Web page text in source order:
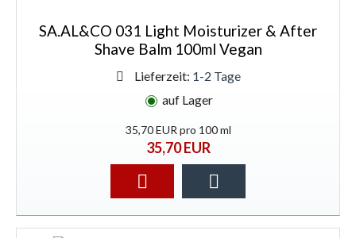
SA.AL&CO – eine Marke mit Charakter
SA.AL&CO – eine Hauptpflege-Marke für
selbstbewusste Männer. Das Unternehmen entstand
durch die Zusammenarbeit der beiden Gründer, Michael
qualitativen Pflegeprodukten für den Mann von heute
SA.AL&CO 031 Light Moisturizer & After
Shave Balm 100ml Vegan
Lieferzeit: 1-2 Tage
auf Lager
35,70 EUR pro 100 ml
35,70 EUR